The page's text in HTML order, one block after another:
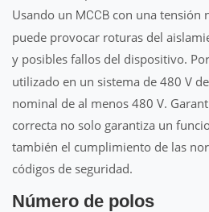
Usando un MCCB con una tensión
puede provocar roturas del
y posibles fallos del dispositivo.
utilizado en un sistema de 480 V
nominal de al menos 480 V.
correcta no solo garantiza un
también el cumplimiento de las
códigos de seguridad.
Número de polos